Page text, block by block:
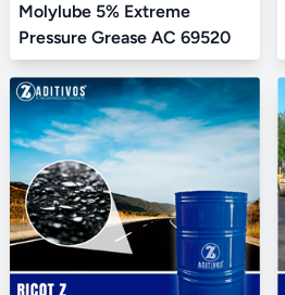
Molylube 5% Extreme
Pressure Grease AC 69520